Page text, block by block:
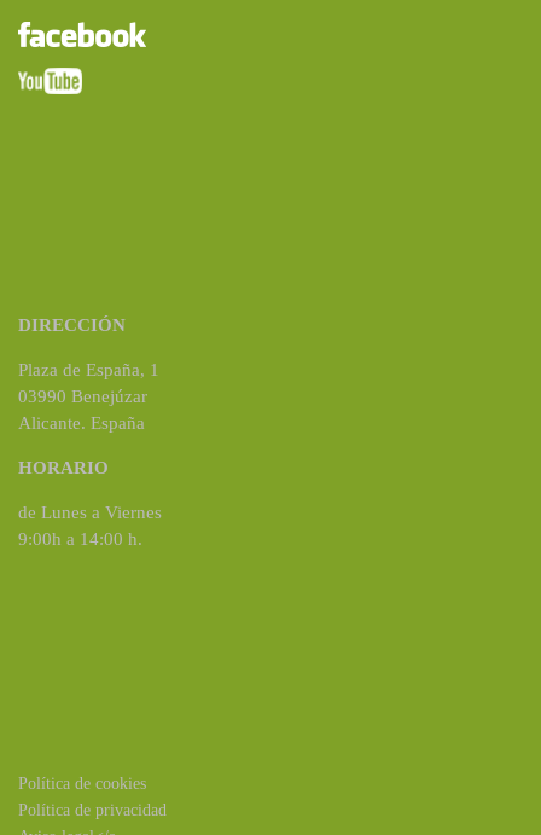
DIRECCIÓN
Plaza de España, 1
03990 Benejúzar
Alicante. España
HORARIO
de Lunes a Viernes
9:00h a 14:00 h.
Política de cookies
Política de privacidad